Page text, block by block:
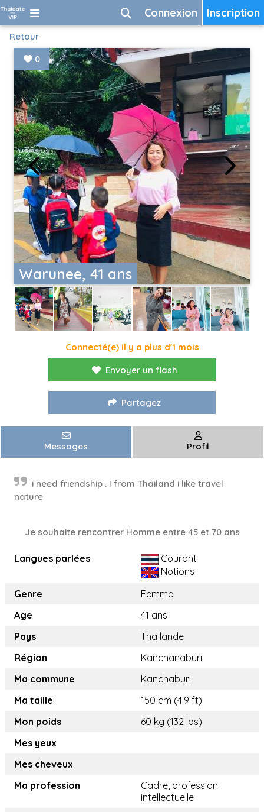
Inscription
Connexion
Retour
Warunee, 41 ans
0
Connecté(e) il y a plus d'1 mois
Envoyer un flash
Partagez
Messages Profil
i need friendship . I from Thailand i like travel
nature
Je souhaite rencontrer Homme entre 45 et 70 ans
Langues parlées
Courant
Notions
Genre
Femme
Age
41 ans
Pays
Thaïlande
Région
Kanchanaburi
Ma commune
Kanchaburi
Ma taille
150 cm (4.9 ft)
Mon poids
60 kg (132 lbs)
Mes yeux
Mes cheveux
Ma profession
Cadre, profession
intellectuelle